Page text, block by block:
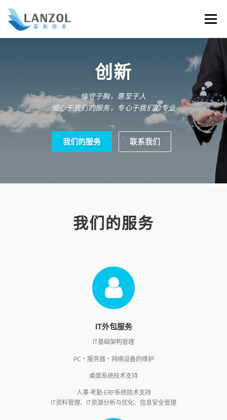
content
Menu
创新
信守于胸，惠至于人
细心于我们的服务，专心于我们的专业
我们的服务 联系我们
我们的服务
IT外包服务
IT基础架构管理
PC・服务器・网络设备的维护
桌面系统技术支持
人事·考勤·ERP系统技术支持
IT资料管理、IT资源分析与优化、信息安全管理